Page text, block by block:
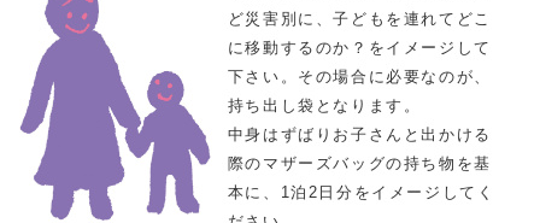
ど災害別に、子どもを連れてどこ
に移動するのか？をイメージして
下さい。その場合に必要なのが、
持ち出し袋となります。
中身はずばりお子さんと出かける
際のマザーズバッグの持ち物を基
本に、1泊2日分をイメージしてく